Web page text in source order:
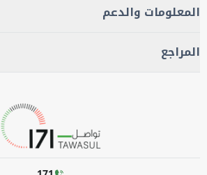
المعلومات والدعم
المراجع